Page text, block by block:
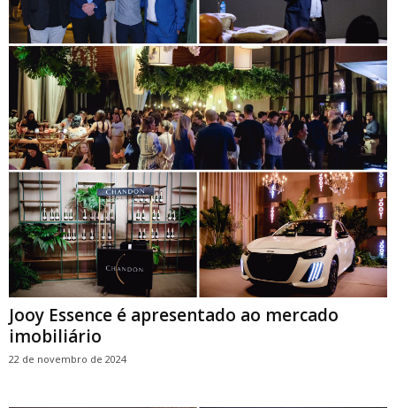
Jooy Essence é apresentado ao mercado
imobiliário
22 de novembro de 2024